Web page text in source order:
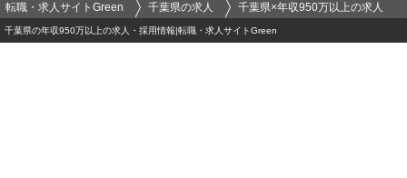
転職・求人サイトGreen 千葉県の求人 千葉県×年収950万以上の求人
千葉県の年収950万以上の求人・採用情報|転職・求人サイトGreen